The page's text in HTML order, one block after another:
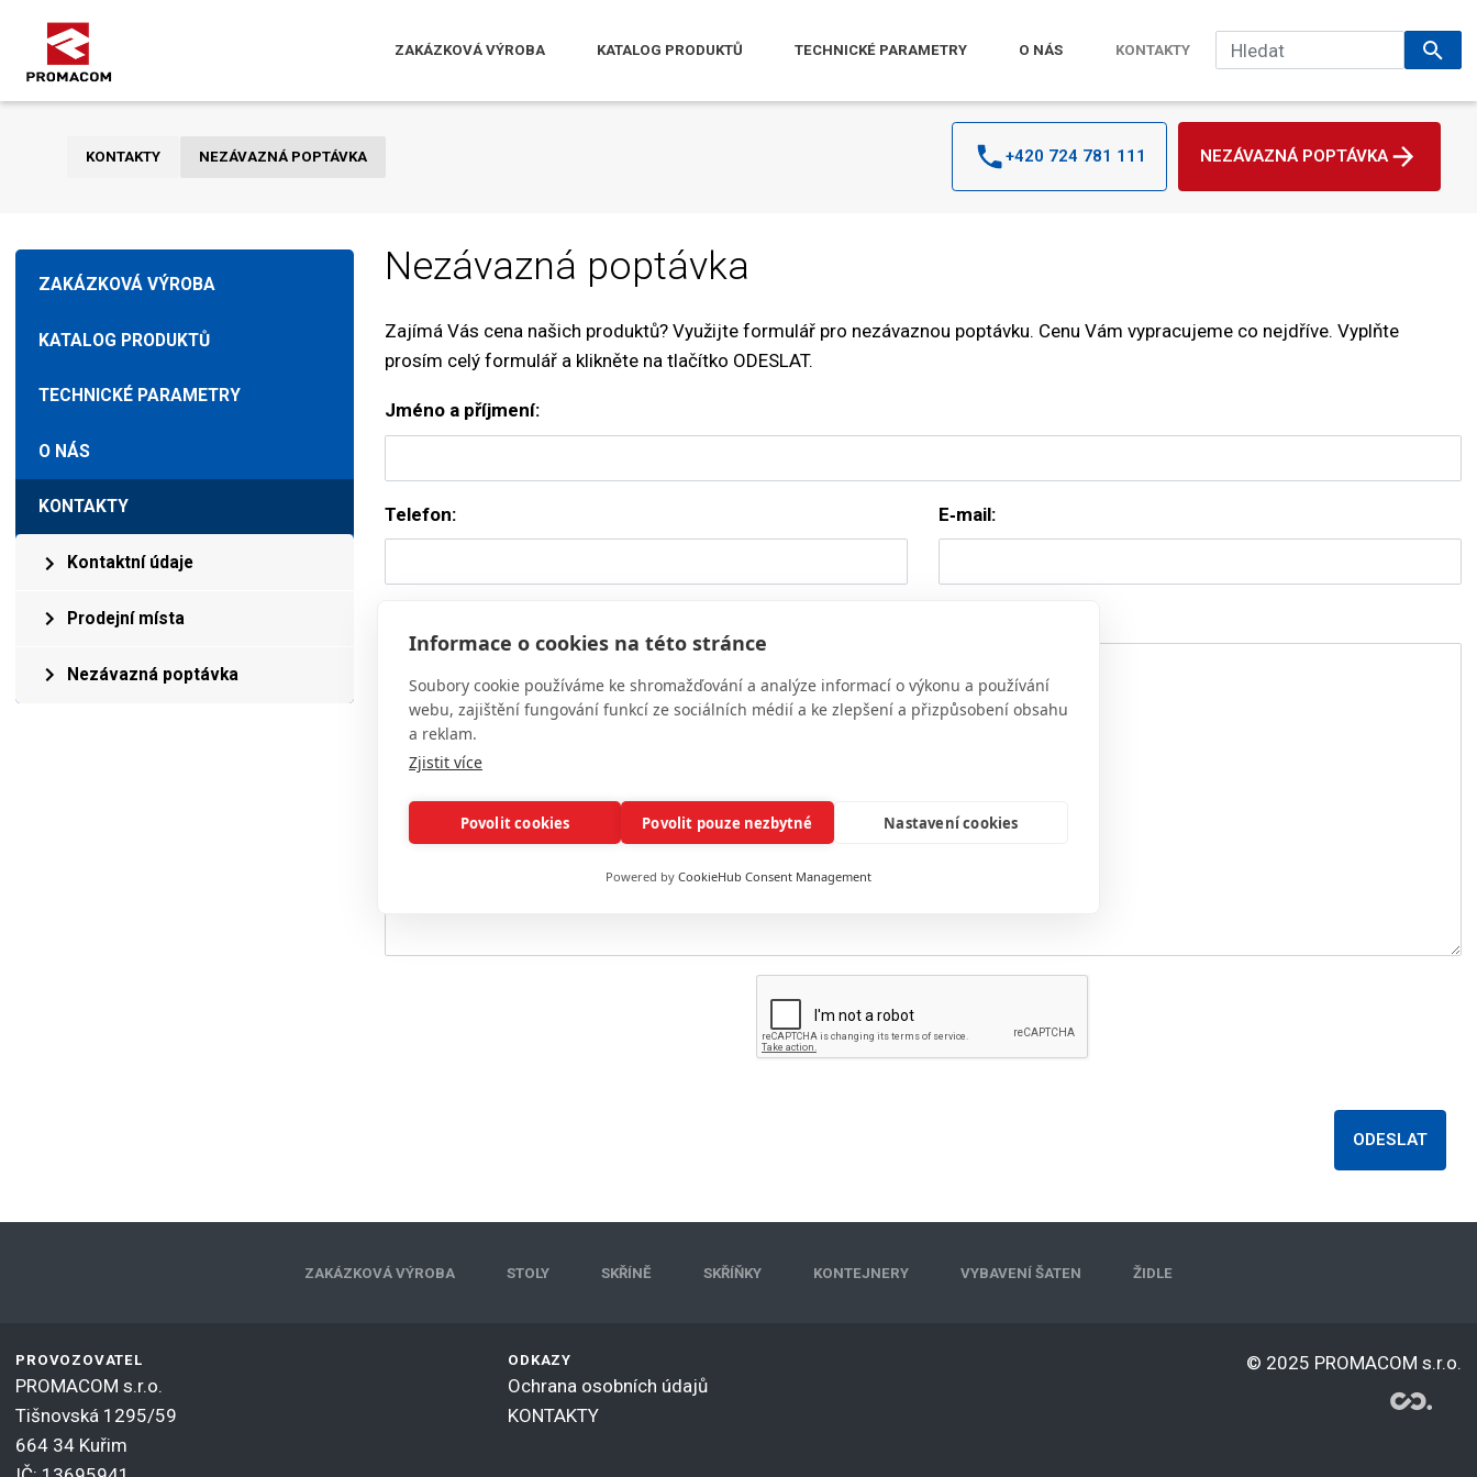
Informace o cookies na této stránce
Soubory cookie používáme ke shromažďování a analýze informací o výkonu a používání
webu, zajištění fungování funkcí ze sociálních médií a ke zlepšení a přizpůsobení obsahu
a reklam.
Zjistit více
Povolit cookies Povolit pouze nezbytné Nastavení cookies
Powered by CookieHub Consent Management
ZAKÁZKOVÁ VÝROBA KATALOG PRODUKTŮ TECHNICKÉ PARAMETRY O NÁS KONTAKTY
KONTAKTY NEZÁVAZNÁ POPTÁVKA +420 724 781 111 NEZÁVAZNÁ POPTÁVKA
Nezávazná poptávka
Zajímá Vás cena našich produktů? Využijte formulář pro nezávaznou poptávku. Cenu Vám vypracujeme co nejdříve. Vyplňte
prosím celý formulář a klikněte na tlačítko ODESLAT.
Jméno a příjmení:
Telefon: E‑mail:
ODESLAT
ZAKÁZKOVÁ VÝROBA
KATALOG PRODUKTŮ
TECHNICKÉ PARAMETRY
O NÁS
KONTAKTY
Kontaktní údaje
Prodejní místa
Nezávazná poptávka
ZAKÁZKOVÁ VÝROBA STOLY SKŘÍNĚ SKŘÍŇKY KONTEJNERY VYBAVENÍ ŠATEN ŽIDLE
PROVOZOVATEL
PROMACOM s.r.o.
Tišnovská 1295/59
664 34 Kuřim
ODKAZY
Ochrana osobních údajů
KONTAKTY
© 2025 PROMACOM s.r.o.